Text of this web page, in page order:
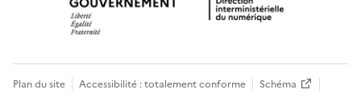
Plan du site Accessibilité : totalement conforme
Schéma